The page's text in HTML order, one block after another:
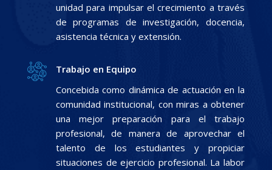
unidad para impulsar el crecimiento a través
de programas de investigación, docencia,
asistencia técnica y extensión.
Trabajo en Equipo
Concebida como dinámica de actuación en la
comunidad institucional, con miras a obtener
una mejor preparación para el trabajo
profesional, de manera de aprovechar el
talento de los estudiantes y propiciar
situaciones de ejercicio profesional. La labor